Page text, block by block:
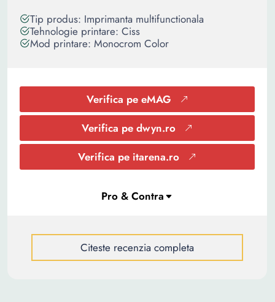
Tip produs: Imprimanta multifunctionala
Tehnologie printare: Ciss
Mod printare: Monocrom Color
Verifica pe eMAG
Verifica pe dwyn.ro
Verifica pe itarena.ro
Citeste recenzia completa